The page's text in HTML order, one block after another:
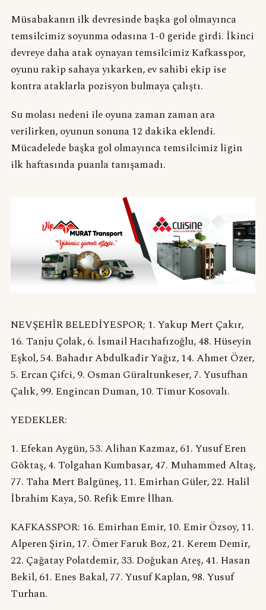
Müsabakanın ilk devresinde başka gol olmayınca
temsilcimiz soyunma odasına 1-0 geride girdi. İkinci
devreye daha atak oynayan temsilcimiz Kafkasspor,
oyunu rakip sahaya yıkarken, ev sahibi ekip ise
kontra ataklarla pozisyon bulmaya çalıştı.
Su molası nedeni ile oyuna zaman zaman ara
verilirken, oyunun sonuna 12 dakika eklendi.
Mücadelede başka gol olmayınca temsilcimiz ligin
ilk haftasında puanla tanışamadı.
NEVŞEHİR BELEDİYESPOR; 1. Yakup Mert Çakır,
16. Tanju Çolak, 6. İsmail Hacıhafızoğlu, 48. Hüseyin
Eşkol, 54. Bahadır Abdulkadir Yağız, 14. Ahmet Özer,
5. Ercan Çifci, 9. Osman Güraltunkeser, 7. Yusufhan
Çalık, 99. Engincan Duman, 10. Timur Kosovalı.
YEDEKLER:
1. Efekan Aygün, 53. Alihan Kazmaz, 61. Yusuf Eren
Göktaş, 4. Tolgahan Kumbasar, 47. Muhammed Altaş,
77. Taha Mert Balgüneş, 11. Emirhan Güler, 22. Halil
İbrahim Kaya, 50. Refik Emre İlhan.
KAFKASSPOR: 16. Emirhan Emir, 10. Emir Özsoy, 11.
Alperen Şirin, 17. Ömer Faruk Boz, 21. Kerem Demir,
22. Çağatay Polatdemir, 33. Doğukan Ateş, 41. Hasan
Bekil, 61. Enes Bakal, 77. Yusuf Kaplan, 98. Yusuf
Turhan.